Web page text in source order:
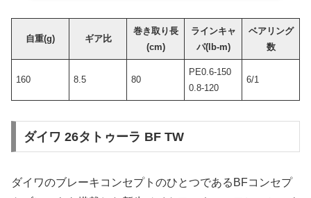
自重(g) ギア比
巻き取り長
(cm)
ラインキャ
パ(lb-m)
ベアリング
数
160 8.5 80
PE0.6-150
0.8-120
6/1
ダイワ 26タトゥーラ BF TW
ダイワのブレーキコンセプトのひとつであるBFコンセプ